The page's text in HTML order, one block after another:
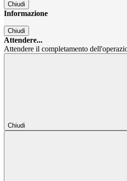
Chiudi
Informazione
Chiudi
Attendere...
Attendere il completamento
Chiudi